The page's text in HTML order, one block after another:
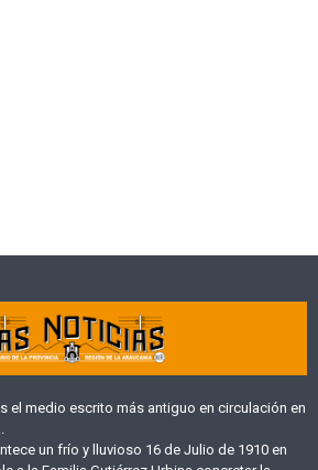
el medio escrito más antiguo en circulación en
un frío y lluvioso 16 de Julio de 1910 en